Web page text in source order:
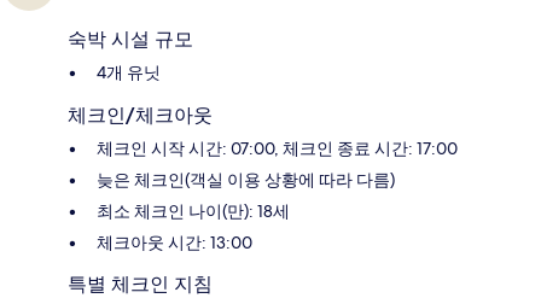
숙박 시설 규모
4개 유닛
체크인/체크아웃
체크인 시작 시간: 07:00, 체크인 종료 시간: 17:00
늦은 체크인(객실 이용 상황에 따라 다름)
최소 체크인 나이(만): 18세
체크아웃 시간: 13:00
특별 체크인 지침